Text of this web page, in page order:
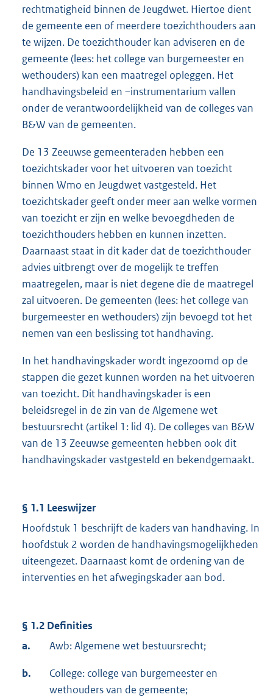
rechtmatigheid binnen de Jeugdwet. Hiertoe dient
de gemeente een of meerdere toezichthouders aan
te wijzen. De toezichthouder kan adviseren en de
gemeente (lees: het college van burgemeester en
wethouders) kan een maatregel opleggen. Het
handhavingsbeleid en –instrumentarium vallen
onder de verantwoordelijkheid van de colleges van
B&W van de gemeenten.
De 13 Zeeuwse gemeenteraden hebben een
toezichtskader voor het uitvoeren van toezicht
binnen Wmo en Jeugdwet vastgesteld. Het
toezichtskader geeft onder meer aan welke vormen
van toezicht er zijn en welke bevoegdheden de
toezichthouders hebben en kunnen inzetten.
Daarnaast staat in dit kader dat de toezichthouder
advies uitbrengt over de mogelijk te treffen
maatregelen, maar is niet degene die de maatregel
zal uitvoeren. De gemeenten (lees: het college van
burgemeester en wethouders) zijn bevoegd tot het
nemen van een beslissing tot handhaving.
In het handhavingskader wordt ingezoomd op de
stappen die gezet kunnen worden na het uitvoeren
van toezicht. Dit handhavingskader is een
beleidsregel in de zin van de Algemene wet
bestuursrecht (artikel 1: lid 4). De colleges van B&W
van de 13 Zeeuwse gemeenten hebben ook dit
handhavingskader vastgesteld en bekendgemaakt.
§ 1.1 Leeswijzer
Hoofdstuk 1 beschrijft de kaders van handhaving. In
hoofdstuk 2 worden de handhavingsmogelijkheden
uiteengezet. Daarnaast komt de ordening van de
interventies en het afwegingskader aan bod.
§ 1.2 Definities
a.
Awb: Algemene wet bestuursrecht;
b.
College: college van burgemeester en
wethouders van de gemeente;